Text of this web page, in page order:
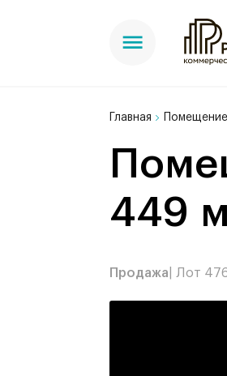
Главная
Помещение в комплексе «Горки Парк»,
449
Продажа | Лот